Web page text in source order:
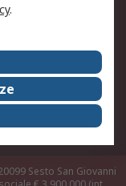
il Blog di RS
Sesto San Giovanni
.